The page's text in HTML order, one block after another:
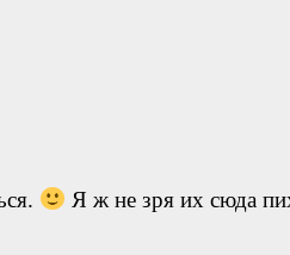
Я ж не зря их сюда